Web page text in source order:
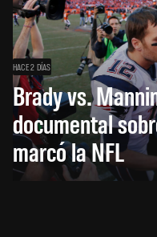
HACE 2 DÍAS
Brady vs.
documental
marcó la NFL